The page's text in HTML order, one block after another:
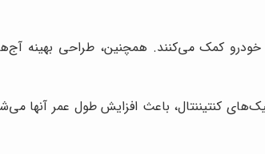
کمک می‌کنند. همچنین، طراحی بهینه
کنتیننتال، باعث افزایش طول عمر